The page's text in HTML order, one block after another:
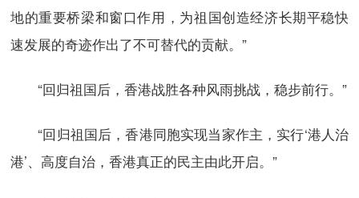
地的重要桥梁和窗口作用，为祖国创造经济长期平稳快
速发展的奇迹作出了不可替代的贡献。”
“回归祖国后，香港战胜各种风雨挑战，稳步前行。”
“回归祖国后，香港同胞实现当家作主，实行‘港人治
港’、高度自治，香港真正的民主由此开启。”